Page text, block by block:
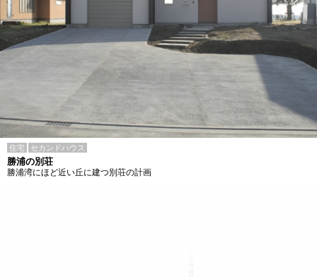
住宅 セカンドハウス
勝浦の別荘
勝浦湾にほど近い丘に建つ別荘の計画